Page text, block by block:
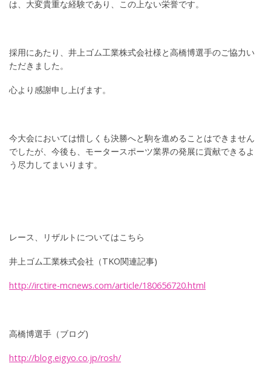
は、大変貴重な経験であり、この上ない栄誉です。
採用にあたり、井上ゴム工業株式会社様と高橋博選手のご協力い
ただきました。
心より感謝申し上げます。
今大会においては惜しくも決勝へと駒を進めることはできません
でしたが、今後も、モータースポーツ業界の発展に貢献できるよ
う尽力してまいります。
レース、リザルトについてはこちら
井上ゴム工業株式会社（TKO関連記事)
http://irctire-mcnews.com/article/180656720.html
高橋博選手（ブログ)
http://blog.eigyo.co.jp/rosh/